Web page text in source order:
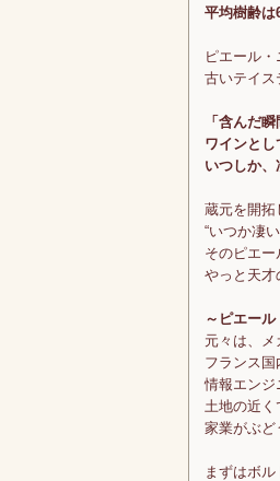
平均樹齢は
ピエール
古いテイス
「含んだ
ワインとし
いつしか、
蔵元を開拓
“いつか凄
そのピエー
やっと天才
～ピエール
元々は、メ
フランス国
情報エンジ
土地の近く
家業がぶど
まずはボ